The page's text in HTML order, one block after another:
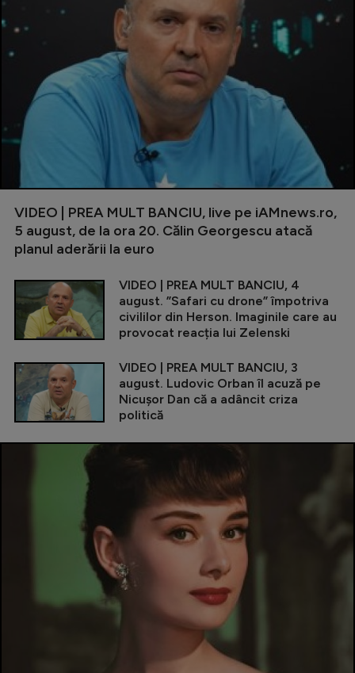
VIDEO | PREA MULT BANCIU, live pe iAMnews.ro,
5 august, de la ora 20. Călin Georgescu atacă
planul aderării la euro
VIDEO | PREA MULT BANCIU, 4
august. ”Safari cu drone” împotriva
civililor din Herson. Imaginile care au
provocat reacția lui Zelenski
VIDEO | PREA MULT BANCIU, 3
august. Ludovic Orban îl acuză pe
Nicușor Dan că a adâncit criza
politică